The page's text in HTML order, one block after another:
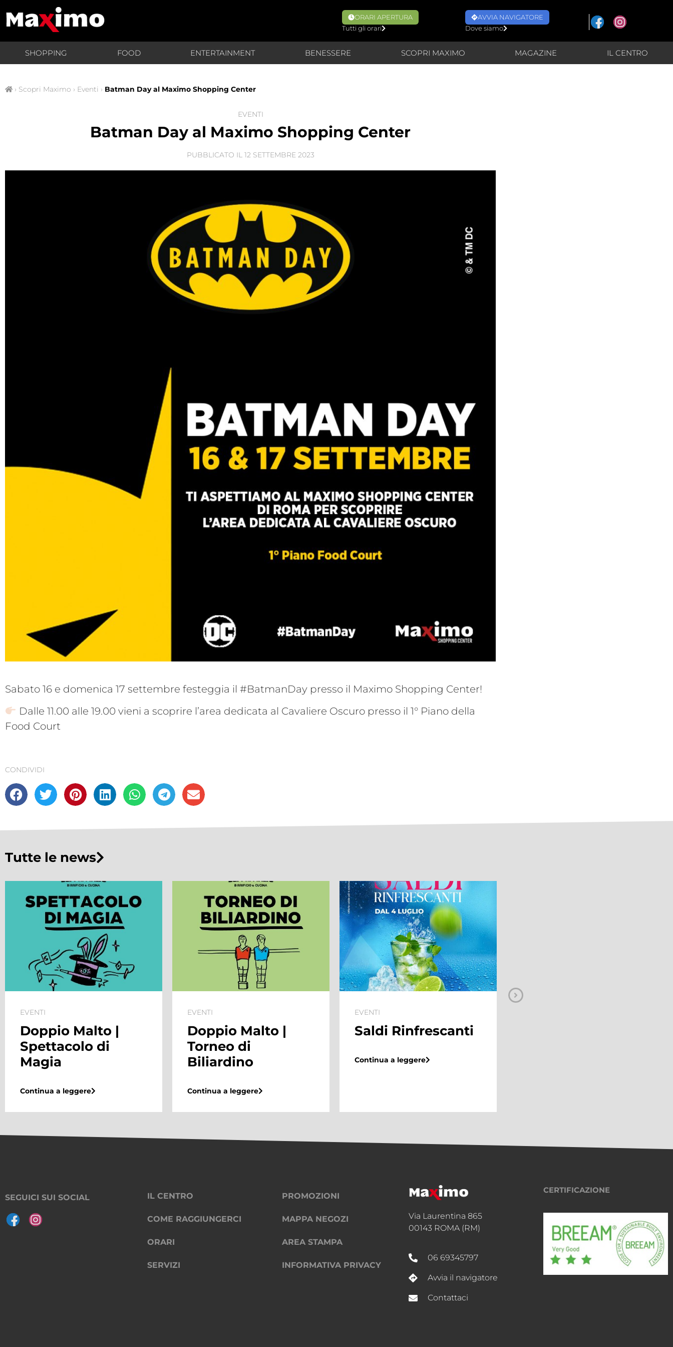
ORARI APERTURA
Tutti gli orari
AVVIA NAVIGATORE
Dove siamo
SHOPPING FOOD ENTERTAINMENT BENESSERE SCOPRI MAXIMO MAGAZINE IL CENTRO
› Scopri Maximo › Eventi › Batman Day al Maximo Shopping Center
EVENTI
Batman Day al Maximo Shopping Center
PUBBLICATO IL 12 SETTEMBRE 2023
Sabato 16 e domenica 17 settembre festeggia il #BatmanDay presso il Maximo Shopping Center!
Dalle 11.00 alle 19.00 vieni a scoprire l’area dedicata al Cavaliere Oscuro presso il 1° Piano della
Food Court
CONDIVIDI
Tutte le news
EVENTI
Doppio Malto |
Torneo di
Biliardino
Continua a leggere
EVENTI
Saldi Rinfrescanti
Continua a leggere
EVENTI
Summer Village:
bambini arriva al
SEGUICI SUI SOCIAL IL CENTRO
COME RAGGIUNGERCI
ORARI
SERVIZI
PROMOZIONI
MAPPA NEGOZI
AREA STAMPA
INFORMATIVA PRIVACY
Via Laurentina 865
00143 ROMA (RM)
06 69345797
Avvia il navigatore
Contattaci
CERTIFICAZIONE